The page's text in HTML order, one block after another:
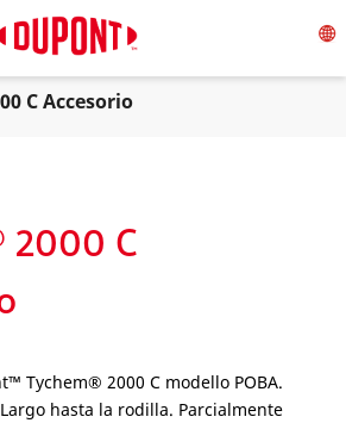
C Accesorio
2000 C
Tychem® 2000 C modello POBA.
hasta la rodilla. Parcialmente